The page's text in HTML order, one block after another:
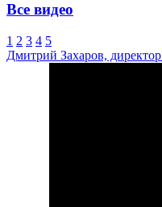
Все видео
1 2 3 4 5
Дмитрий Захаров,